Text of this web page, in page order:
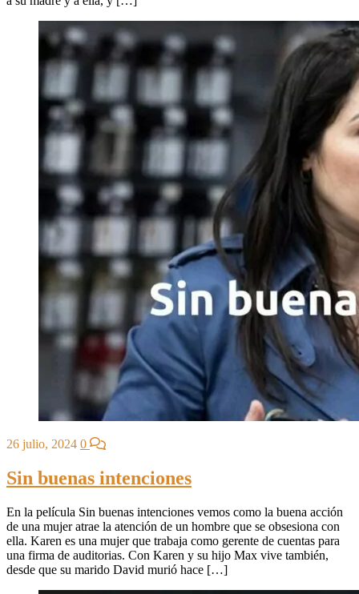
26 julio, 2024 0
Sin buenas intenciones
En la película Sin buenas intenciones vemos como la buena acción
de una mujer atrae la atención de un hombre que se obsesiona con
ella. Karen es una mujer que trabaja como gerente de cuentas para
una firma de auditorias. Con Karen y su hijo Max vive también,
desde que su marido David murió hace […]